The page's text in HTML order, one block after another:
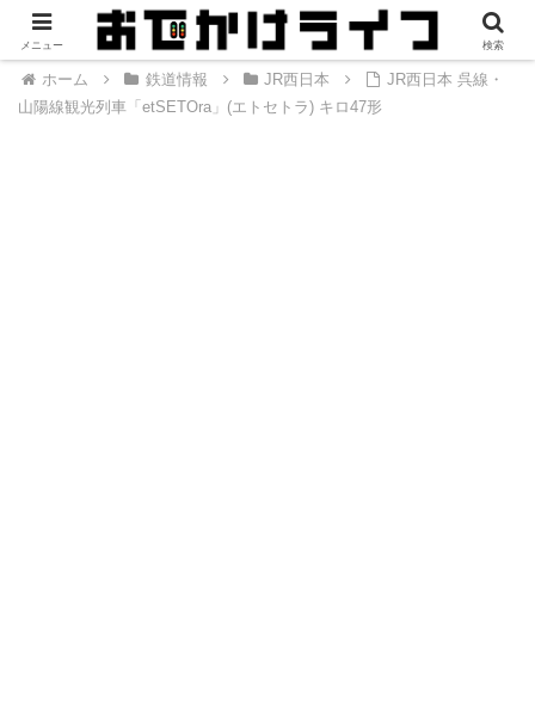
ホーム 鉄道情報 JR西日本
JR西日本 呉線・
山陽線観光列車「etSETOra」(エトセトラ) キロ47形
メニュー 検索